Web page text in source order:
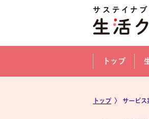
ここからサイト内共通メニューです。
サイト内共通メニューをスキップする
トップ
トップ 〉 サービス